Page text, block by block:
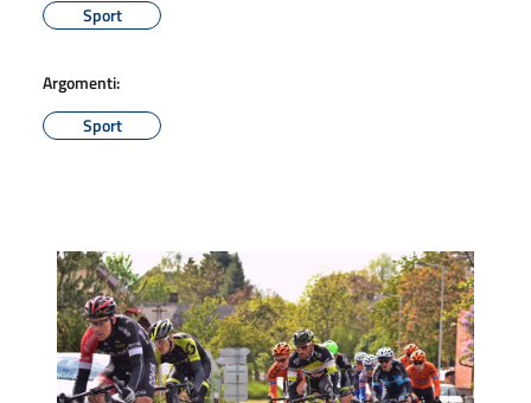
Sport
Argomenti:
Sport